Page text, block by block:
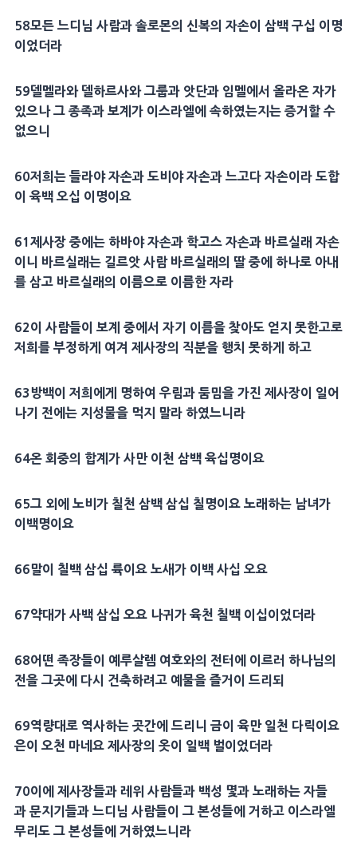
58모든 느디님 사람과 솔로몬의 신복의 자손이 삼백 구십 이명
이었더라
59델멜라와 델하르사와 그룹과 앗단과 임멜에서 올라온 자가
있으나 그 종족과 보계가 이스라엘에 속하였는지는 증거할 수
없으니
60저희는 들라야자손과 도비야 자손과 느고다자손이라 도합
이 육백 오십 이명이요
61 제사장중에는 하바야자손과 학고스자손과 바르실래 자손
이니 바르실래는 길르앗사람 바르실래의 딸중에 하나로 아내
를 삼고 바르실래의 이름으로 이름한 자라
62이 사람들이 보계 중에서 자기 이름을 찾아도 얻지 못한고로
저희를 부정하게 여겨 제사장의 직분을 행치 못하게 하고
63방백이 저희에게 명하여 우림과 둠밈을 가진 제사장이 일어
나기 전에는 지성물을 먹지 말라 하였느니라
64온 회중의 합계가 사만 이천 삼백 육십명이요
65그 외에 노비가 칠천 삼백 삼십 칠명이요 노래하는 남녀가
이백명이요
66말이 칠백 삼십 륙이요 노새가 이백 사십 오요
67약대가 사백 삼십 오요 나귀가 육천 칠백 이십이었더라
68어떤 족장들이 예루살렘 여호와의 전터에 이르러 하나님의
전을 그곳에 다시 건축하려고 예물을 즐거이 드리되
69역량대로 역사하는 곳간에 드리니 금이 육만 일천 다릭이요
은이 오천 마네 요 제사장의 옷이 일백 벌이었더라
70이에 제사장들과 레위 사람들과 백성 몇과 노래하는 자들
과 문지기 들과 느디님 사람들이 그 본성들에 거하고 이스라엘
무리도 그 본성들에 거하였느니라